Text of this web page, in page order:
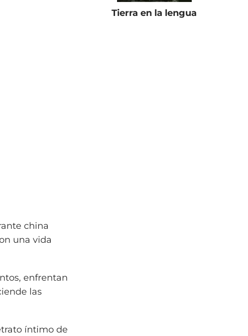
china
una vida
enfrentan
las
íntimo de
Tierra en la lengua